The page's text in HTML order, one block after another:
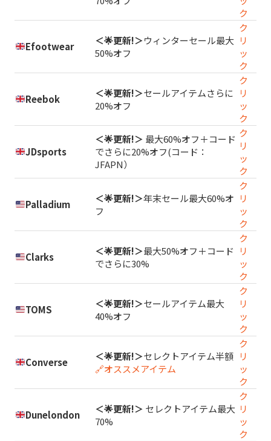
ク
Efootwear ＜🌟更新!＞ウィンターセール最大
50%オフ
ク
リ
ッ
ク
Reebok ＜🌟更新!＞セールアイテムさらに
20%オフ
ク
リ
ッ
ク
JDsports
＜🌟更新!＞ 最大60%オフ＋コード
でさらに20%オフ(コード：
JFAPN）
ク
リ
ッ
ク
Palladium ＜🌟更新!＞年末セール最大60%オ
フ
ク
リ
ッ
ク
Clarks ＜🌟更新!＞最大50%オフ＋コード
でさらに30%
ク
リ
ッ
ク
TOMS ＜🌟更新!＞セールアイテム最大
40%オフ
ク
リ
ッ
ク
Converse ＜🌟更新!＞セレクトアイテム半額
🔗オススメアイテム
ク
リ
ッ
ク
Dunelondon ＜🌟更新!＞ セレクトアイテム最大
70%
ク
リ
ッ
ク